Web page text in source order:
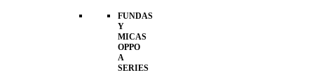
FUNDAS
Y
MICAS
OPPO
A
SERIES